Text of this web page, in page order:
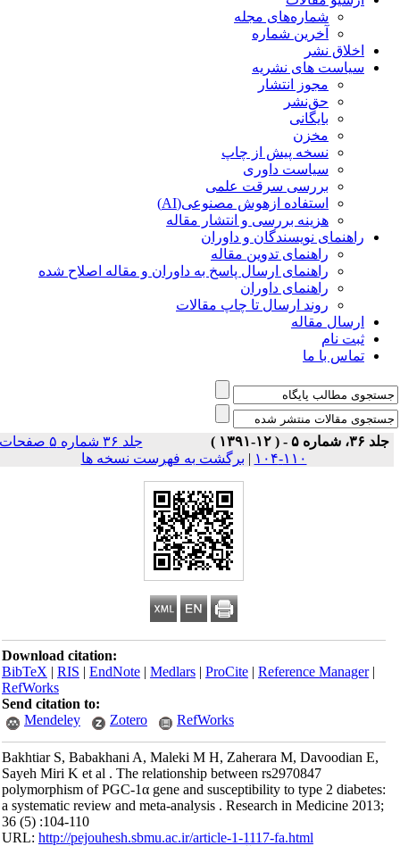
شماره‌های مجله
آخرین شماره
اخلاق نشر
سیاست های نشریه
مجوز انتشار
حق‌نشر
بایگانی
مخزن
نسخه پیش از چاپ
سیاست داوری
بررسی سرقت علمی
استفاده ازهوش مصنوعی(AI)
هزینه بررسی و انتشار مقاله
راهنمای نویسندگان و داوران
راهنمای تدوین مقاله
راهنمای ارسال پاسخ به داوران و مقاله اصلاح شده
راهنمای داوران
روند ارسال تا چاپ مقالات
ارسال مقاله
ثبت نام
تماس با ما
جلد ۳۶، شماره ۵ - ( ۱۲-۱۳۹۱ )
جلد ۳۶ شماره ۵ صفحات
۱۱۰-۱۰۴
| برگشت به فهرست نسخه ها
Download citation:
BibTeX|RIS|EndNote|Medlars|ProCite|Reference Manager
RefWorks
Send citation to:
Mendeley
Zotero RefWorks
Bakhtiar S, Babakhani A, Maleki M H, Zaherara M, Davoodian E,
Sayeh Miri K et al . The relationship between rs2970847
polymorphism of PGC-1α gene and susceptibility to type 2 diabetes:
a systematic review and meta-analysis . Research in Medicine 2013;
36 (5) :104-110
URL:http://pejouhesh.sbmu.ac.ir/article-1-1117-fa.html